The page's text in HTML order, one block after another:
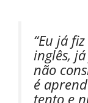
“Eu já
inglês,
não
é
tento e